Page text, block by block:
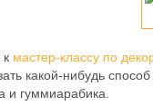
мастер-классу по
какой-нибудь
и гуммиарабика.